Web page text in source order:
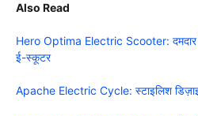
Also Read
Hero Optima Electric Scooter: दमदार
ई-स्कूटर
Apache Electric Cycle: स्टाइलिश